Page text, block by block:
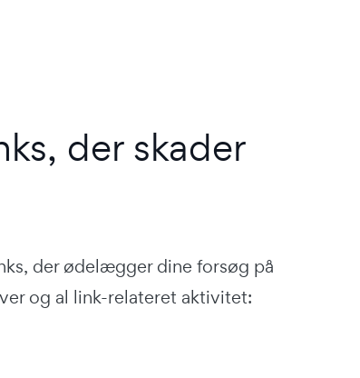
der skader
der ødelægger dine forsøg på
og al link-relateret aktivitet: